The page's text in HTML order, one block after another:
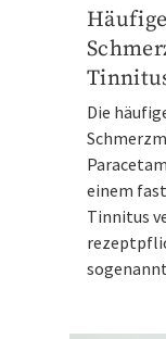
Die
einem
Tinnitus